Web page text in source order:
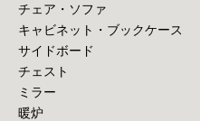
チェア・ソファ
キャビネット・ブックケース
サイドボード
チェスト
ミラー
暖炉